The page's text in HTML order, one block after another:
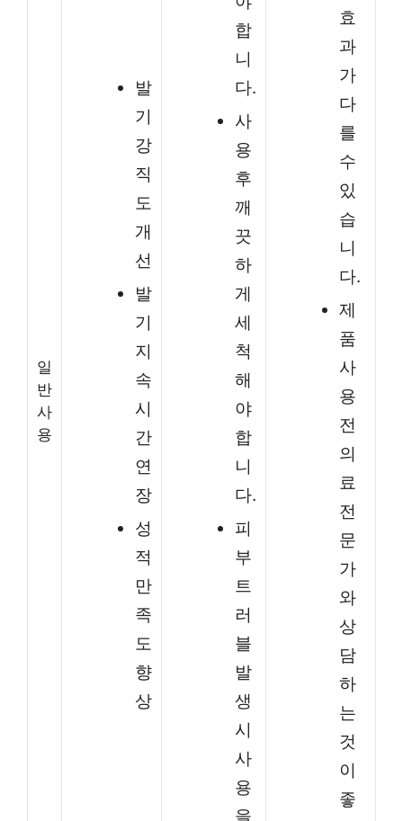
일
반
사
용
발
기
강
직
도
개
선
발
기
지
속
시
간
연
장
성
적
만
족
도
향
상
합
니
다.
사
용
후
깨
끗
하
게
세
척
해
야
합
니
다.
피
부
트
러
블
발
생
시
사
용
을
효
과
가
다
를
수
있
습
니
다.
제
품
사
용
전
의
료
전
문
가
와
상
담
하
는
것
이
좋